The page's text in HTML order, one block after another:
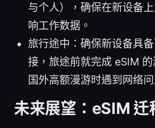
与个人），确保在新设备
响工作数据。
旅行途中：确保新设备具
接，旅途前就完成 eSIM
国外高额漫游时遇到网络问
未来展望：eSIM 迁